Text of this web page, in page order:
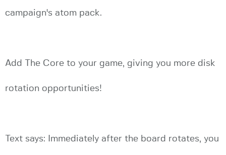
campaign's atom pack.
Add The Core to your game, giving you more disk
rotation opportunities!
Text says: Immediately after the board rotates, you